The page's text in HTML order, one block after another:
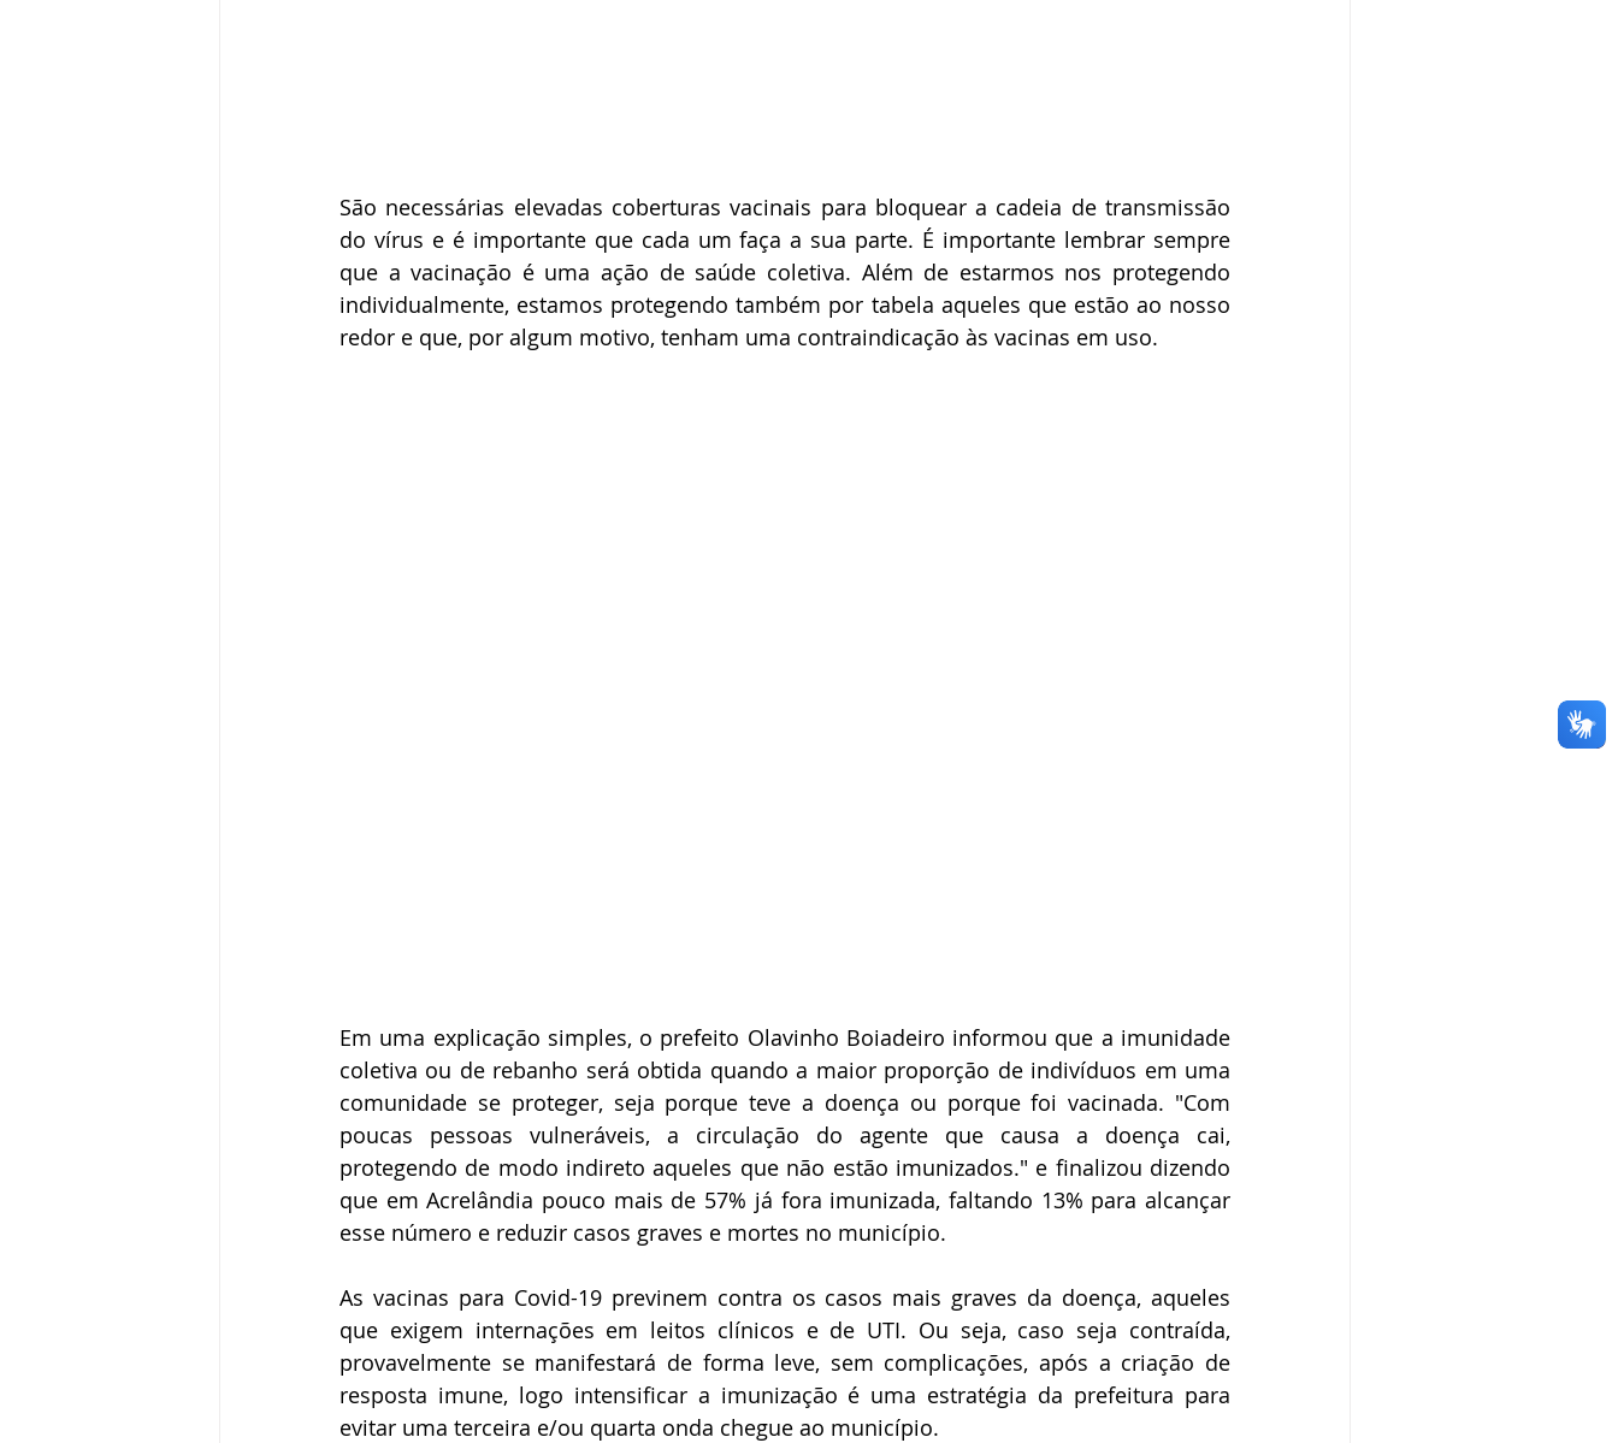
São necessárias elevadas coberturas vacinais para bloquear a cadeia de transmissão
do vírus e é importante que cada um faça a sua parte. É importante lembrar sempre
que a vacinação é uma ação de saúde coletiva. Além de estarmos nos protegendo
individualmente, estamos protegendo também por tabela aqueles que estão ao nosso
redor e que, por algum motivo, tenham uma contraindicação às vacinas em uso.
Em uma explicação simples, o prefeito Olavinho Boiadeiro informou que a imunidade
coletiva ou de rebanho será obtida quando a maior proporção de indivíduos em uma
comunidade se proteger, seja porque teve a doença ou porque foi vacinada. "Com
poucas pessoas vulneráveis, a circulação do agente que causa a doença cai,
protegendo de modo indireto aqueles que não estão imunizados." e finalizou dizendo
que em Acrelândia pouco mais de 57% já fora imunizada, faltando 13% para alcançar
esse número e reduzir casos graves e mortes no município.
As vacinas para Covid-19 previnem contra os casos mais graves da doença, aqueles
que exigem internações em leitos clínicos e de UTI. Ou seja, caso seja contraída,
provavelmente se manifestará de forma leve, sem complicações, após a criação de
resposta imune, logo intensificar a imunização é uma estratégia da prefeitura para
evitar uma terceira e/ou quarta onda chegue ao município.